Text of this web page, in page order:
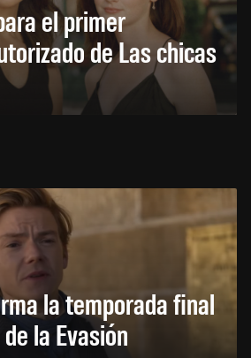
el primer
de Las chicas
la temporada final
la Evasión